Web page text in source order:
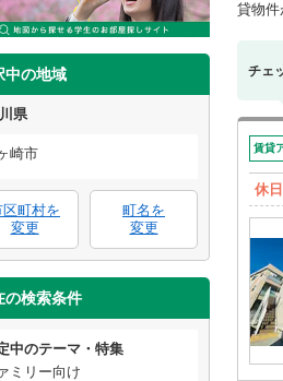
中の地域
県
崎市
区町村を
変更
町名を
変更
の検索条件
中のテーマ・特集
ミリー向け
貸物件
チェ
賃貸
休